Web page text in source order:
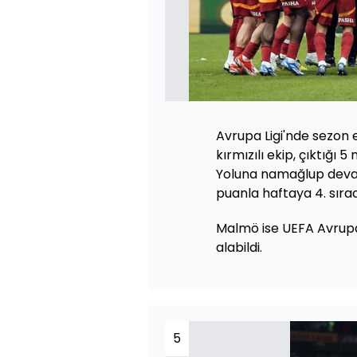
Avrupa Ligi'nde
kırmızılı ekip,
Yoluna namağlup
puanla haftaya 4.
Malmö ise UEFA
alabildi.
5